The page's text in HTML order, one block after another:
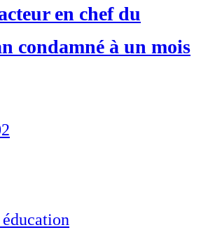
en chef du
condamné à un mois